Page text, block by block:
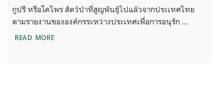
กูปรี หรือโคไพร สัตว์ป่าที่สูญพันธุ์ไปแล้วจากประเทศไทย
ตามรายงานขององค์กรระหว่างประเทศเพื่อการอนุรัก …
READ MORE“กูปรี” สิ่งมีชีวิตที่เหลือเพียงภาพถ่าย ปัจจุบันสูญพันธุ์